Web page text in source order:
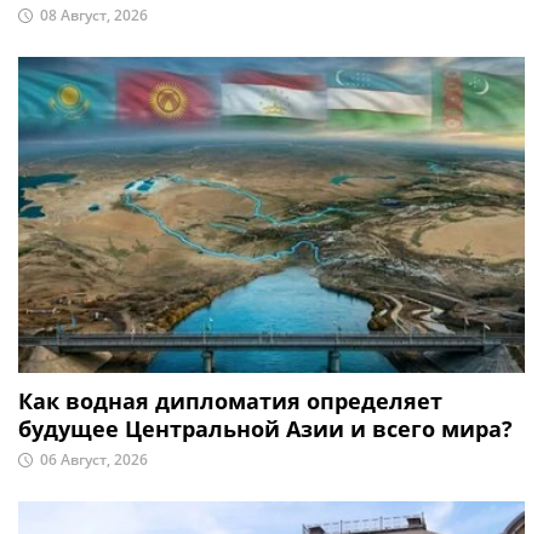
08 Август, 2026
Как водная дипломатия определяет
будущее Центральной Азии и всего мира?
06 Август, 2026